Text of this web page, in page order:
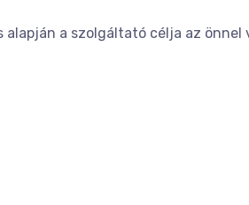
a szolgáltató célja az